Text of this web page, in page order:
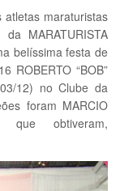
maraturistas
MARATURISTA
belíssima festa de
ROBERTO “BOB”
12) no Clube da
foram MARCIO
que obtiveram,